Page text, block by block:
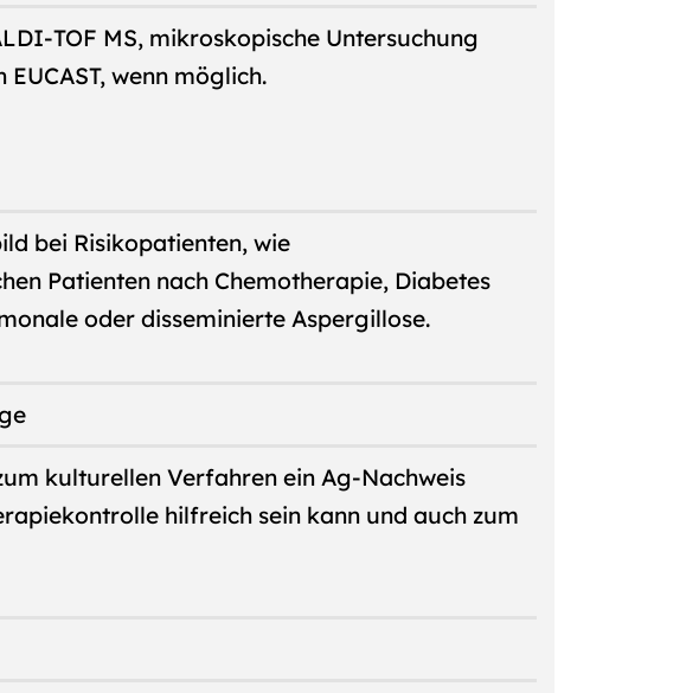
TOF MS, mikroskopische Untersuchung
wenn möglich.
bei Risikopatienten, wie
Patienten nach Chemotherapie, Diabetes
oder disseminierte Aspergillose.
kulturellen Verfahren ein Ag-Nachweis
hilfreich sein kann und auch zum